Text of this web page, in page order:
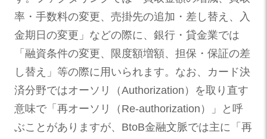
率・手数料の変更、売掛先の追加・差し替え、入
金期日の変更」などの際に、銀行・貸金業では
「融資条件の変更、限度額増額、担保・保証の差
し替え」等の際に用いられます。なお、カード決
済分野ではオーソリ（Authorization）を取り直す
意味で「再オーソリ（Re-authorization）」と呼
ぶことがありますが、BtoB金融文脈では主に「再